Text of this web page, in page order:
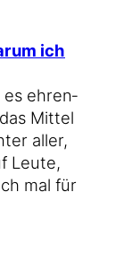
ich
es ehren­
Mit­tel
aller,
Leu­te,
mal für